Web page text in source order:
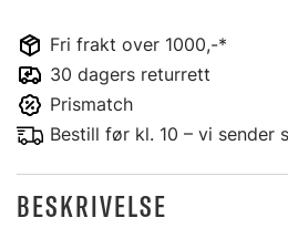
Fri frakt over 1000,-*
30 dagers returrett
Prismatch
Bestill før kl. 10 – vi sender
BESKRIVELSE